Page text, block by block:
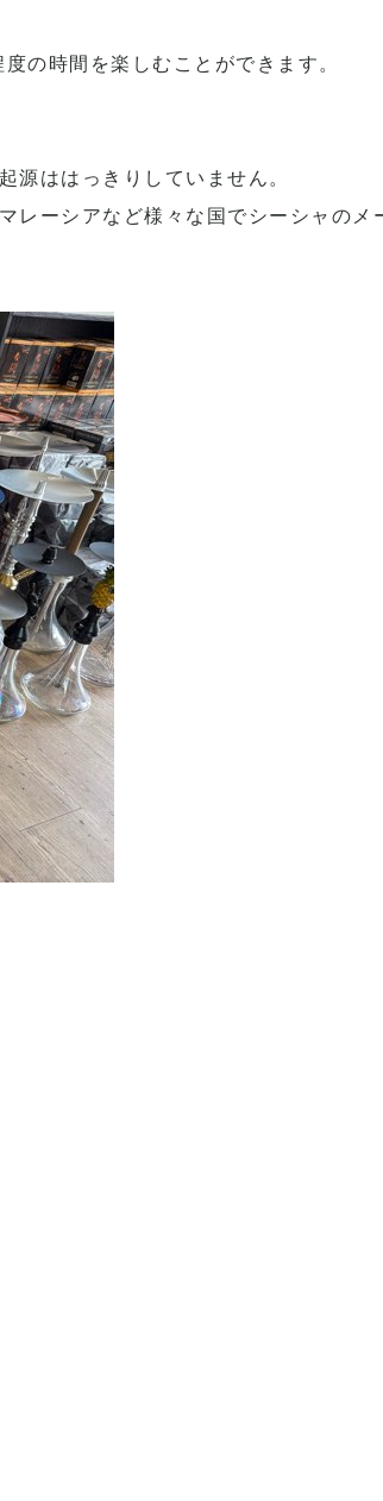
の時間を楽しむことができます。
源ははっきりしていません。
レーシアなど様々な国でシーシャのメ